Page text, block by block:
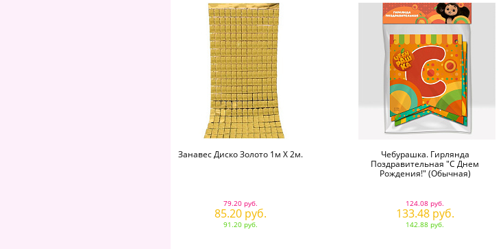
Занавес Диско Золото 1м Х 2м.
79.20 руб.
85.20 руб.
91.20 руб.
Чебурашка. Гирлянда
Поздравительная "С Днем
Рождения!" (обычная)
124.08 руб.
133.48 руб.
142.88 руб.